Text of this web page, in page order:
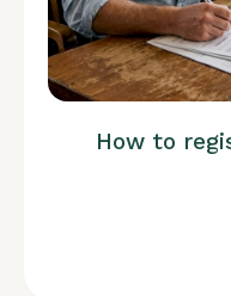
How to